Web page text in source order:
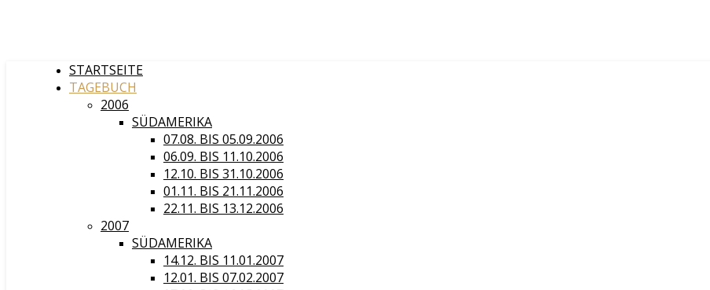
STARTSEITE
TAGEBUCH
2006
SÜDAMERIKA
07.08. BIS 05.09.2006
06.09. BIS 11.10.2006
12.10. BIS 31.10.2006
01.11. BIS 21.11.2006
22.11. BIS 13.12.2006
2007
SÜDAMERIKA
14.12. BIS 11.01.2007
12.01. BIS 07.02.2007